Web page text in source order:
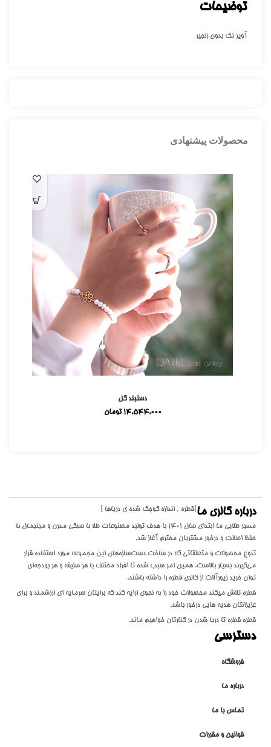
توضیحات
آویز تک بدون زنجیر
محصولات پیشنهادی
دستبند گل
14,544,000 تومان
درباره گالری ما [قطره ; اندازه کوچک شده ی دریاها ]
مسیر طلایی ما ابتدای سال 1401 با هدف تولید مصنوعات طلا با سبکی مدرن و مینیمال با
حفظ اصالت و درخور مشتریان محترم آغاز شد.
تنوع محصولات و متعلقاتی که در ساخت دست‌سازه‌های این مجموعه مورد استفاده قرار
می‌گیرند بسیار بالاست. همین امر سبب شده تا افراد مختلف با هر سلیقه و هر بودجه‌ای
توان خرید زیورآلات از گالری قطره را داشته باشند.
قطره تلاش میکند محصولات خود را به نحوی ارایه کند که برایتان سرمایه ای ارزشمند و برای
عزیزانتان هدیه هایی درخور باشد.
قطره قطره تا دریا شدن در کنارتان خواهیم ماند.
دسترسی
فروشگاه
درباره ما
تماس با ما
قوانین و مقررات